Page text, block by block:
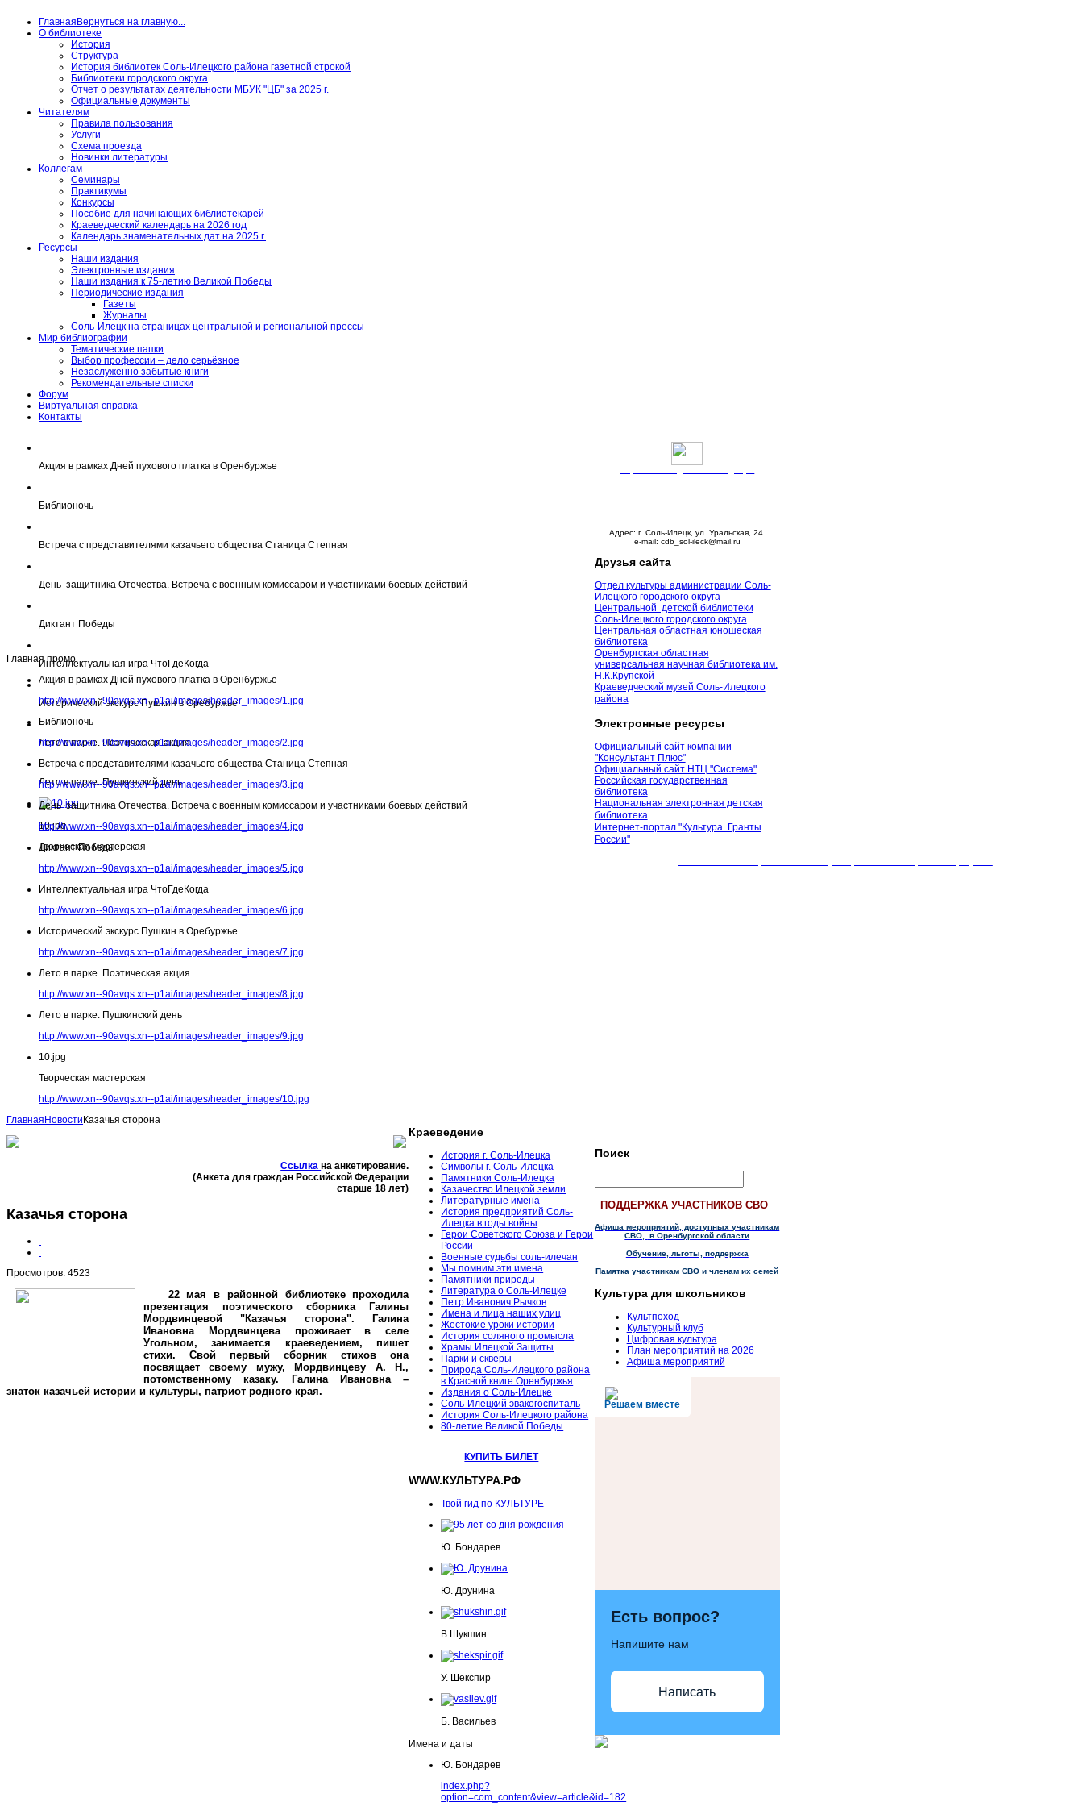
Главная Вернуться на главную...
О библиотеке
История
Структура
История библиотек Соль-Илецкого района газетной строкой
Библиотеки городского округа
Отчет о результатах деятельности МБУК "ЦБ" за 2025 г.
Официальные документы
Читателям
Правила пользования
Услуги
Схема проезда
Новинки литературы
Коллегам
Семинары
Практикумы
Конкурсы
Пособие для начинающих библиотекарей
Краеведческий календарь на 2026 год
Календарь знаменательных дат на 2025 г.
Ресурсы
Наши издания
Электронные издания
Наши издания к 75-летию Великой Победы
Периодические издания
Газеты
Журналы
Соль-Илецк на страницах центральной и региональной прессы
Мир библиографии
Тематические папки
Выбор профессии – дело серьёзное
Незаслуженно забытые книги
Рекомендательные списки
Форум
Виртуальная справка
Контакты
Акция в рамках Дней пухового платка в Оренбуржье
Библионочь
Встреча с представителями казачьего общества Станица Степная
День защитника Отечества. Встреча с военным комиссаром и участниками боевых действий
Диктант Победы
Интеллектуальная игра ЧтоГдеКогда
Исторический экскурс Пушкин в Оребуржье
Лето в парке. Поэтическая акция
Лето в парке. Пушкинский день
10.jpg
Творческая мастерская
Главная промо
Акция в рамках Дней пухового платка в Оренбуржье
http://www.xn--90avqs.xn--p1ai/images/header_images/1.jpg
Библионочь
http://www.xn--90avqs.xn--p1ai/images/header_images/2.jpg
Встреча с представителями казачьего общества Станица Степная
http://www.xn--90avqs.xn--p1ai/images/header_images/3.jpg
День защитника Отечества. Встреча с военным комиссаром и участниками боевых действий
http://www.xn--90avqs.xn--p1ai/images/header_images/4.jpg
Диктант Победы
http://www.xn--90avqs.xn--p1ai/images/header_images/5.jpg
Интеллектуальная игра ЧтоГдеКогда
http://www.xn--90avqs.xn--p1ai/images/header_images/6.jpg
Исторический экскурс Пушкин в Оребуржье
http://www.xn--90avqs.xn--p1ai/images/header_images/7.jpg
Лето в парке. Поэтическая акция
http://www.xn--90avqs.xn--p1ai/images/header_images/8.jpg
Лето в парке. Пушкинский день
http://www.xn--90avqs.xn--p1ai/images/header_images/9.jpg
10.jpg
Творческая мастерская
http://www.xn--90avqs.xn--p1ai/images/header_images/10.jpg
Адрес: г. Соль-Илецк, ул. Уральская, 24.
e-mail: cdb_sol-ileck@mail.ru
Главная Новости Казачья сторона
Ссылкана анкетирование.
(Анкета для граждан Российской Федерации
старше 18 лет)
Казачья сторона
Просмотров: 4523
22 мая в районной библиотеке проходила
презентация поэтического сборника Галины
Мордвинцевой "Казачья сторона". Галина
Ивановна Мордвинцева проживает в селе
Угольном, занимается краеведением, пишет
стихи. Свой первый сборник стихов она
посвящает своему мужу, Мордвинцеву А. Н.,
потомственному казаку. Галина Ивановна –
знаток казачьей истории и культуры, патриот родного края.
Краеведение
История г. Соль-Илецка
Символы г. Соль-Илецка
Памятники Соль-Илецка
Казачество Илецкой земли
Литературные имена
История предприятий Соль-
Илецка в годы войны
Герои Советского Союза и Герои
России
Военные судьбы соль-илечан
Мы помним эти имена
Памятники природы
Литература о Соль-Илецке
Петр Иванович Рычков
Имена и лица наших улиц
Жестокие уроки истории
История соляного промысла
Храмы Илецкой Защиты
Парки и скверы
Природа Соль-Илецкого района
в Красной книге Оренбуржья
Издания о Соль-Илецке
Соль-Илецкий эвакогоспиталь
История Соль-Илецкого района
80-летие Великой Победы
КУПИТЬ БИЛЕТ
WWW.КУЛЬТУРА.РФ
Твой гид по КУЛЬТУРЕ
Ю. Бондарев
Ю. Друнина
В.Шукшин
У. Шекспир
Б. Васильев
Имена и даты
Ю. Бондарев
index.php?
option=com_content&view=article&id=182
Поиск
ПОДДЕРЖКА УЧАСТНИКОВ СВО
Афиша мероприятий, доступных участникам
СВО,
в Оренбургской области
Обучение, льготы, поддержка
Памятка участникам СВО и членам их семей
Культура для школьников
Культпоход
Культурный клуб
Цифровая культура
План мероприятий на 2026
Афиша мероприятий
Решаем вместе
Есть вопрос?
Напишите нам
Написать
Друзья сайта
Отдел культуры администрации Соль-
Илецкого городского округа
Центральной детской библиотеки
Соль-Илецкого городского округа
Центральная областная юношеская
библиотека
Оренбургская областная
универсальная научная библиотека им.
Н.К.Крупской
Краеведческий музей Соль-Илецкого
района
Электронные ресурсы
Официальный сайт компании
"Консультант Плюс"
Официальный сайт НТЦ "Система"
Российская государственная
библиотека
Национальная электронная детская
библиотека
Интернет-портал "Культура. Гранты
России"